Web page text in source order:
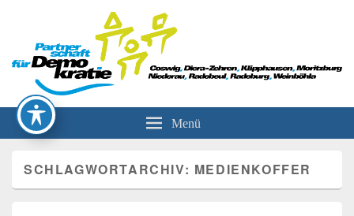
Partnerschaft für Demokratie
Menü
SCHLAGWORTARCHIV: MEDIENKOFFER